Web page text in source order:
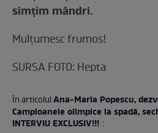
simţim mândri.
Mulţumesc frumos!
SURSA FOTO: Hepta
În articolulAna-Maria Popescu,
Campioanele olimpice la spadă,
INTERVIU EXCLUSIV!!! :